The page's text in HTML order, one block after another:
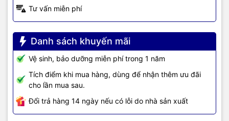
Tư vấn miễn phí
Danh sách khuyến mãi
Vệ sinh, bảo dưỡng miễn phí trong 1 năm
Tích điểm khi mua hàng, dùng để nhận thêm ưu đãi
cho lần mua sau.
Đổi trả hàng 14 ngày nếu có lỗi do nhà sản xuất
Kích cỡ hủy 2.5 x 15mm rất nhỏ, nên tính bảo mật càng cao
Máy có 1 khay huỷ to và 1 khe huỷ nhỏ: 1 Khay hủy to dành cho